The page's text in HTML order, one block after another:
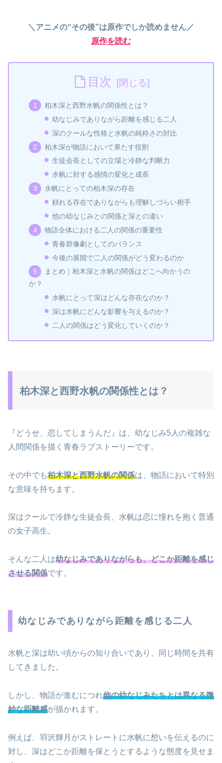
＼アニメの“その後”は原作でしか読めません／
原作を読む
目次
柏木深と西野水帆の関係性とは？
幼なじみでありながら距離を感じる二人
深のクールな性格と水帆の純粋さの対比
柏木深が物語において果たす役割
生徒会長としての立場と冷静な判断力
水帆に対する感情の変化と成長
水帆にとっての柏木深の存在
頼れる存在でありながらも理解しづらい相手
他の幼なじみとの関係と深との違い
物語全体における二人の関係の重要性
青春群像劇としてのバランス
今後の展開で二人の関係がどう変わるのか
まとめ｜柏木深と水帆の関係はどこへ向かうの
か？
水帆にとって深はどんな存在なのか？
深は水帆にどんな影響を与えるのか？
二人の関係はどう変化していくのか？
柏木深と西野水帆の関係性とは？
『どうせ、恋してしまうんだ』は、幼なじみ5人の複雑な
人間関係を描く青春ラブストーリーです。
その中でも柏木深と西野水帆の関係は、物語において特別
な意味を持ちます。
深はクールで冷静な生徒会長、水帆は恋に憧れを抱く普通
の女子高生。
そんな二人は幼なじみでありながらも、どこか距離を感じ
させる関係です。
幼なじみでありながら距離を感じる二人
水帆と深は幼い頃からの知り合いであり、同じ時間を共有
してきました。
しかし、物語が進むにつれ他の幼なじみたちとは異なる微
妙な距離感が描かれます。
例えば、羽沢輝月がストレートに水帆に想いを伝えるのに
対し、深はどこか距離を保とうとするような態度を見せま